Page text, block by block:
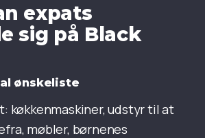
expats
sig på Black
ønskeliste
køkkenmaskiner, udstyr til at
møbler, børnenes